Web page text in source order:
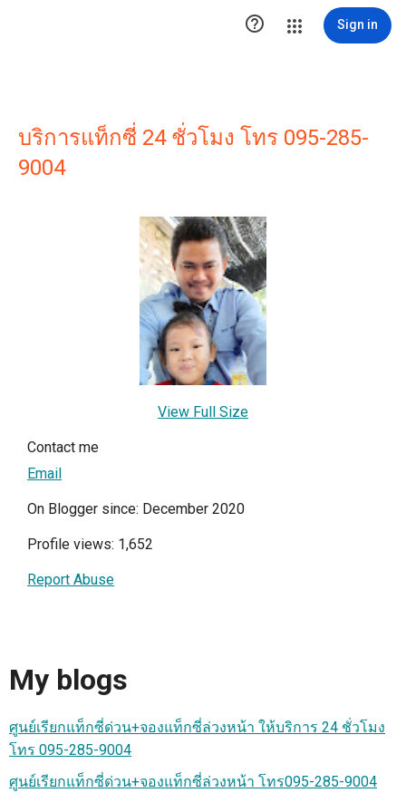
 Sign in
บริการแท็กซี่ 24 ชั่วโมง โทร 095-285-
9004
View Full Size
Contact me
Email
On Blogger since: December 2020
Profile views: 1,652
Report Abuse
My blogs
ศูนย์เรียกแท็กซี่ด่วน+จองแท็กซี่ล่วงหน้า ให้บริการ 24 ชั่วโมง
โทร 095-285-9004
ศูนย์เรียกแท็กซี่ด่วน+จองแท็กซี่ล่วงหน้า โทร095-285-9004